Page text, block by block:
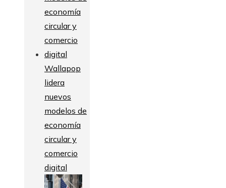
Wallapop
lidera
nuevos
modelos de
economía
circular y
comercio
digital